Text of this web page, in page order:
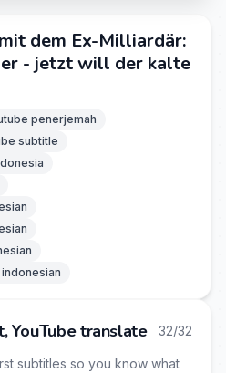
dem Ex-Milliardär:
- jetzt will der kalte
penerjemah
subtitle
YouTube translate 32/32
subtitles so you know what